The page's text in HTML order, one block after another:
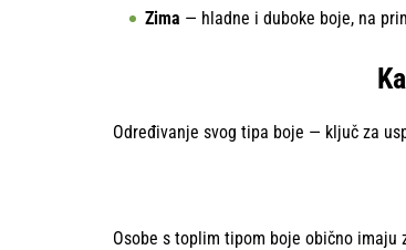
Zima — hladne i duboke boje, na
Određivanje svog tipa boje — ključ za
Osobe s toplim tipom boje obično